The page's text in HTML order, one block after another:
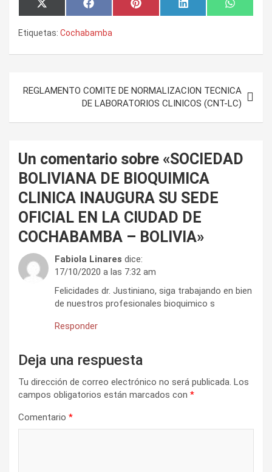
Compartir
en
X
(
w
t
)
Compartir
en
F
a
e
o
Compartir
en
P
i
r
Compartir
en
L
i
d
en
W
h
A
Etiquetas: Cochabamba
entradas
REGLAMENTO COMITE DE NORMALIZACION TECNICA
DE LABORATORIOS CLINICOS (CNT-LC)
Un comentario sobre «SOCIEDAD
BOLIVIANA DE BIOQUIMICA
CLINICA INAUGURA SU SEDE
OFICIAL EN LA CIUDAD DE
COCHABAMBA – BOLIVIA»
Fabiola Linares dice:
17/10/2020 a las 7:32 am
Felicidades dr. Justiniano, siga trabajando en bien
de nuestros profesionales bioquimico s
Responder
Deja una respuesta
Tu dirección de correo electrónico no será publicada. Los
campos obligatorios están marcados con *
Comentario *